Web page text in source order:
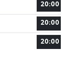
20:00
20:00
20:00